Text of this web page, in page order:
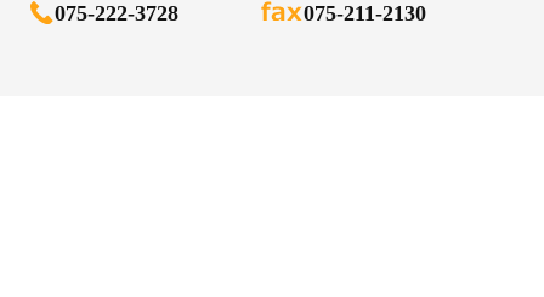
075-222-3728 075-211-2130